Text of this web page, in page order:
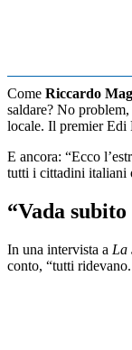
Come Riccardo
saldare? No
locale. Il premier Edi
E ancora: “Ecco
tutti i cittadini italiani
“Vada
In una intervista a La
conto, “tutti